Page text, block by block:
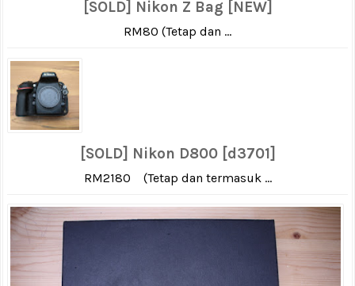
[SOLD] Nikon Z Bag [NEW]
RM80 (Tetap dan ...
[SOLD] Nikon D800 [d3701]
RM2180 (Tetap dan termasuk ...